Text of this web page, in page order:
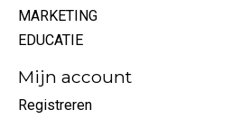
MARKETING
EDUCATIE
Mijn account
Registreren